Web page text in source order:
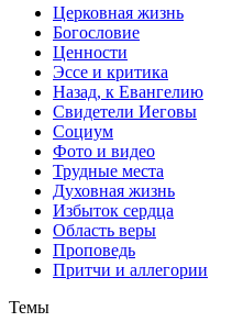
Церковная жизнь
Богословие
Ценности
Эссе и критика
Назад, к Евангелию
Свидетели Иеговы
Социум
Фото и видео
Трудные места
Духовная жизнь
Избыток сердца
Область веры
Проповедь
Притчи и аллегории
Темы